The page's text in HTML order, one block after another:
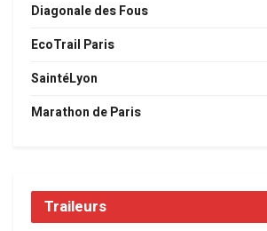
Diagonale des Fous
EcoTrail Paris
SaintéLyon
Marathon de Paris
Traileurs